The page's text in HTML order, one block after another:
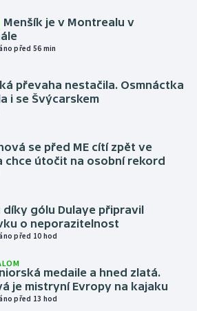
Menšík je v Montrealu v
před 56 min
převaha nestačila. Osmnáctka
i se Švýcarskem
se před ME cítí zpět ve
chce útočit na osobní rekord
díky gólu Dulaye připravil
o neporazitelnost
před 10 hod
medaile a hned zlatá.
je mistryní Evropy na kajaku
před 13 hod